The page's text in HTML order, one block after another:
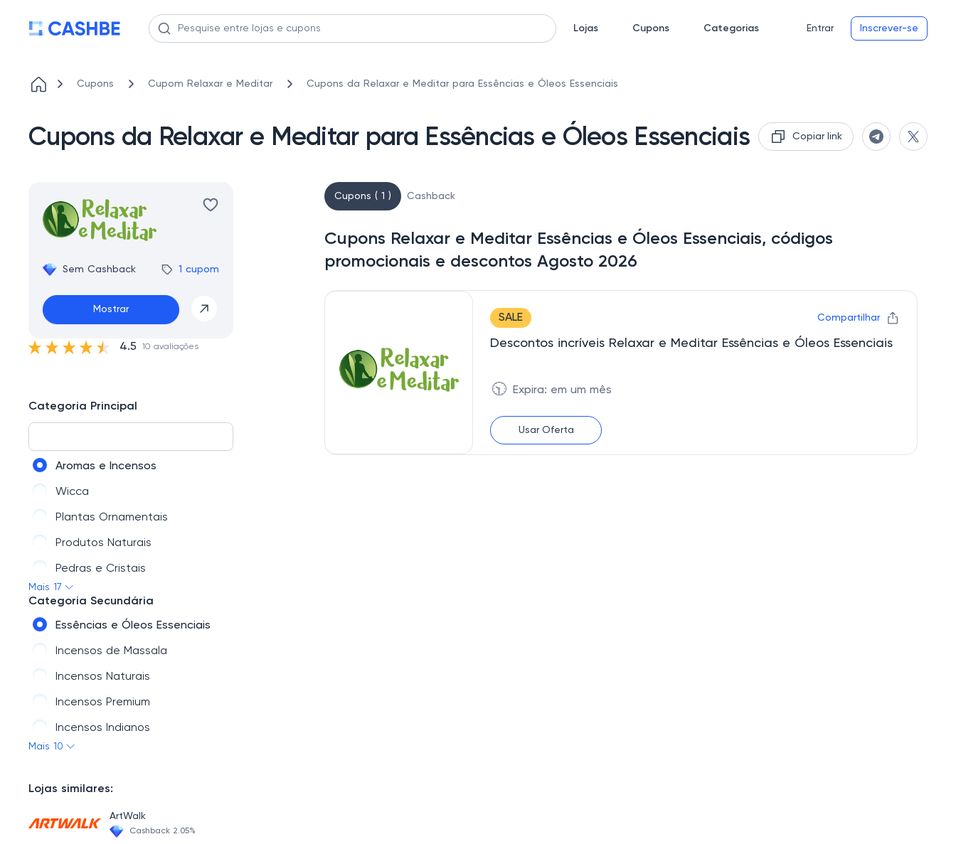
Lojas Cupons Categorias Entrar Inscrever-se
Cupons Cupom Relaxar e Meditar Cupons da Relaxar e Meditar para Essências e Óleos Essenciais
Cupons da Relaxar e Meditar para Essências e Óleos Essenciais Copiar link
Sem Cashback 1 cupom
Mostrar
4.5 10 avaliações
Categoria Principal
Aromas e Incensos
Wicca
Plantas Ornamentais
Produtos Naturais
Pedras e Cristais
Feng Shui
Canecas, Copos e Garrafas
Ofertas Especiais
Meditação e Terapias
Estatuetas
Velas
Semi-Jóias
Mais 17
Categoria Secundária
Essências e Óleos Essenciais
Incensos de Massala
Incensos Naturais
Incensos Premium
Incensos Indianos
Cascata de Fumaça
Mais 10
Lojas similares:
ArtWalk
Cashback 2.05%
Cupons ( 1 ) Cashback
Cupons Relaxar e Meditar Essências e Óleos Essenciais, códigos
promocionais e descontos Agosto 2026
SALE Compartilhar
Descontos incríveis Relaxar e Meditar Essências e Óleos Essenciais
🕥 Expira: em um mês
Usar Oferta